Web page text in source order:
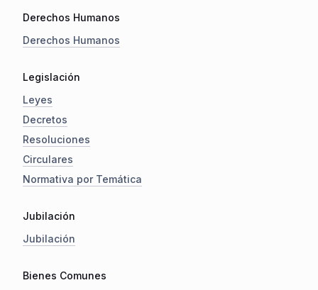
Derechos Humanos
Derechos Humanos
Legislación
Leyes
Decretos
Resoluciones
Circulares
Normativa por Temática
Jubilación
Jubilación
Bienes Comunes